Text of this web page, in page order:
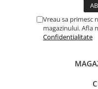
Notesuri adezive
Blocnotes-uri
Vreau sa primesc
magazinului. Afla
Confidentialitate